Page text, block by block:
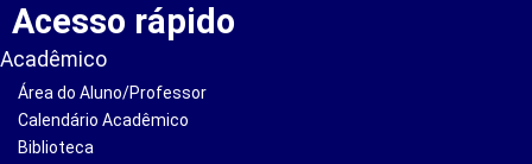
Acesso rápido
Acadêmico
Área do Aluno/Professor
Calendário Acadêmico
Biblioteca